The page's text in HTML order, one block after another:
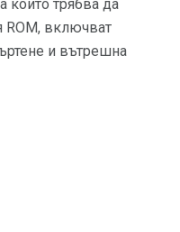
които трябва да
ROM, включват
и вътрешна